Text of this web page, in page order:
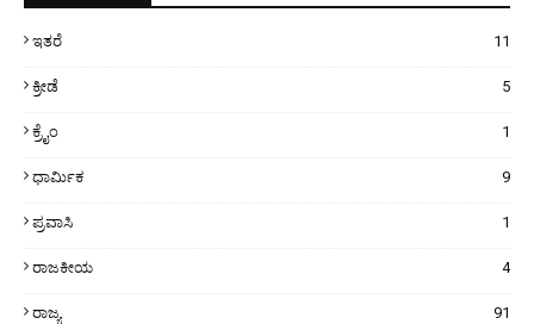
ಇತರೆ 11
ಕ್ರೀಡೆ 5
ಕ್ರೈಂ 1
ಧಾರ್ಮಿಕ 9
ಪ್ರವಾಸಿ 1
ರಾಜಕೀಯ 4
ರಾಜ್ಯ 91